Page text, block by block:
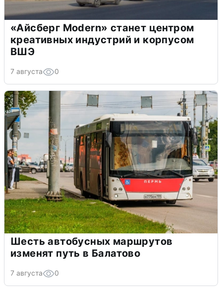
«Айсберг Modern» станет центром
креативных индустрий и корпусом
ВШЭ
7 августа 0
Шесть автобусных маршрутов
изменят путь в Балатово
7 августа 0